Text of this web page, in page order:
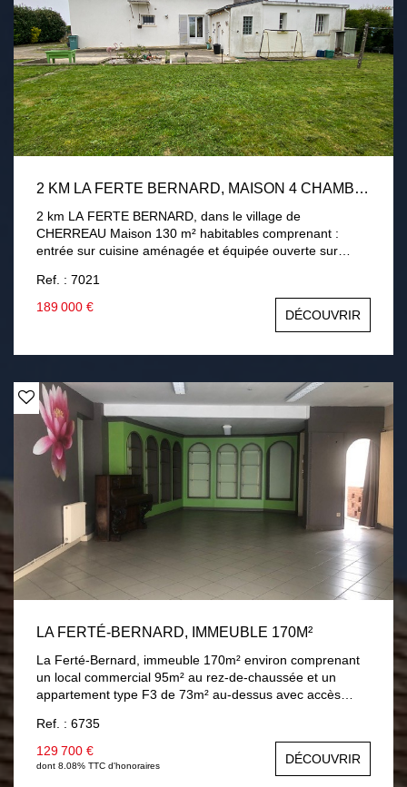
2 KM LA FERTE BERNARD, MAISON 4 CHAMBRES
2 km LA FERTE BERNARD, dans le village de
CHERREAU Maison 130 m² habitables comprenant :
entrée sur cuisine aménagée et équipée ouverte sur
17m², salle de bains, wc et une buanderie. A l'étage :
palier desservant deux chambres, salle de bains avec
douche, wc. Double vitrage PVC et bois, chauffage central
gaz de ville. Jardin 1 020m² avec abri de jardin.
Ref. : 7021
189 000 €
DÉCOUVRIR
LA FERTÉ-BERNARD, IMMEUBLE 170M²
La Ferté-Bernard, immeuble 170m² environ comprenant
un local commercial 95m² au rez-de-chaussée et un
appartement type F3 de 73m² au-dessus avec accès
Chauffage central gaz de ville. Menuiseries PVC double
vitrage avec volets roulants.
Ref. : 6735
129 700 €
dont 8.08% TTC d'honoraires DÉCOUVRIR